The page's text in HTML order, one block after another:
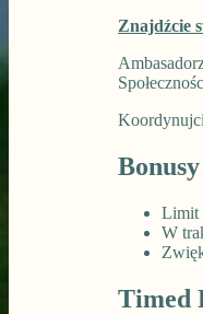
Znajdźcie
Limit
W
Timed